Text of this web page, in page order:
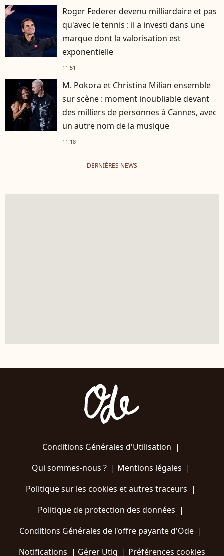
Roger Federer devenu milliardaire et pas
qu'avec le tennis : il a investi dans une
marque dont la valorisation est
exponentielle
11:51
M. Pokora et Christina Milian ensemble
sur scène : moment inoubliable devant
des milliers de personnes à Cannes, avec
un autre nom de la musique
11:18
DERNIÈRES NEWS
Conditions Générales d'Utilisation |
Qui sommes-nous ?| Mentions légales |
Politique sur les cookies et autres traceurs |
Politique de protection des données |
Conditions Générales de l'offre payante d'Ode |
Notifications | Gérer Utiq | Préférences cookies